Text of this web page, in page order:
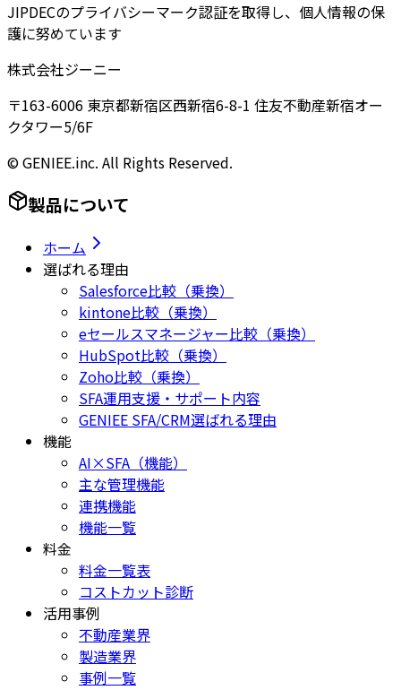
JIPDECのプライバシーマーク認証を取得し、個人情報の保
護に努めています
株式会社ジーニー
〒163-6006 東京都新宿区西新宿6-8-1 住友不動産新宿オー
クタワー5/6F
© GENIEE.inc. All Rights Reserved.
製品について
ホーム
選ばれる理由
Salesforce比較（乗換）
kintone比較（乗換）
eセールスマネージャー比較（乗換）
HubSpot比較（乗換）
Zoho比較（乗換）
SFA運用支援・サポート内容
GENIEE SFA/CRM選ばれる理由
機能
AI×SFA（機能）
主な管理機能
連携機能
機能一覧
料金
料金一覧表
コストカット診断
活用事例
不動産業界
製造業界
事例一覧